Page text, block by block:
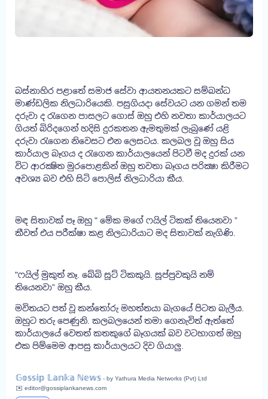
බස්නාහිර පළාතේ සමාජ සේවා ආයතනයකට සම්බන්ධ
මාණ්ඩලික නිලධාරියෙකි. පසුගියදා සේවයට යන ගමන් තම
දරුවා ද රැගෙන පාසලට ගොස් ඔහු එහි නවතා කාර්යාලයට
ගියත් බිරිදගෙන් හදිසි දුරකතන ඇමතුමක් ලැබුණේ යළි
දරුවා රැගෙන නිවෙසට ​එන ලෙසටය. කලබල වූ ඔහු සිය
කාර්යාල බෑගය ද රැගෙන කාර්යාලයෙන් පිටවී මද දුරක් යන
විට ආරක්‍ෂිත මුරපොළකින් ඔහු තවතා බෑගය පරික්‍ෂා කිරීමට
අවශ්‍ය බව එහි සිටි පොලිස් නිලධාරියා කීය.
මඳ සිතාවක් පෑ ඔහු " මේක මගේ ෆයිල් ටිකක් තියෙනවා ”
කීවත් එ​ය පරීක්ෂා කළ නිලධාරියාට මද සිතාවක් නැගිණි.
"ෆයිල් මුකුත් නෑ. බේබි සූට් ටිකකුයි. සූප්පුවකුයි ​නම්
තියෙනවා” ඔහු කීය.
මවිතයට පත් වූ කන්තෝරු මහත්තයා බැගයේ පිටත බැලීය.
ඔහුට තරු පෙණුනි. කලබලයෙන් තමා ගෙනැවිත් ඇත්තේ
කාර්යාලයේ වෙතත් කතකුගේ බෑගයක් බව වටහාගත් ඔහු
එක පිම්මෙම ආපසු කාර්යාලයට දිව ගියාලු.
𝔾𝕠𝕤𝕤𝕚𝕡 𝕃𝕒𝕟𝕜𝕒 ℕ𝕖𝕨𝕤 - by Yathura Media Networks (Pvt) Ltd
✉️ editor@gossiplankanews.com